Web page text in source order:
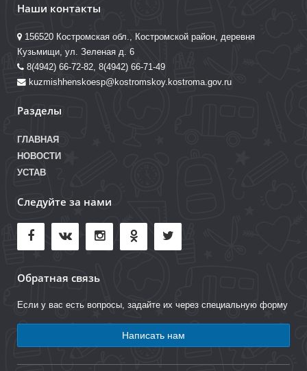
Наши контакты
156520 Костромская обл., Костромской район, деревня
Кузьмищи, ул. Зеленая д. 6
8(4942) 66-72-82, 8(4942) 66-71-49
kuzmishhenskoesp@kostromskoy.kostroma.gov.ru
Разделы
ГЛАВНАЯ
НОВОСТИ
УСТАВ
Следуйте за нами
Обратная связь
Если у вас есть вопросы, задайте их через специальную форму
Написать нам